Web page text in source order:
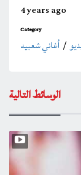
4 years ago
Category
/أغاني شعبيه
الوسائط التالية